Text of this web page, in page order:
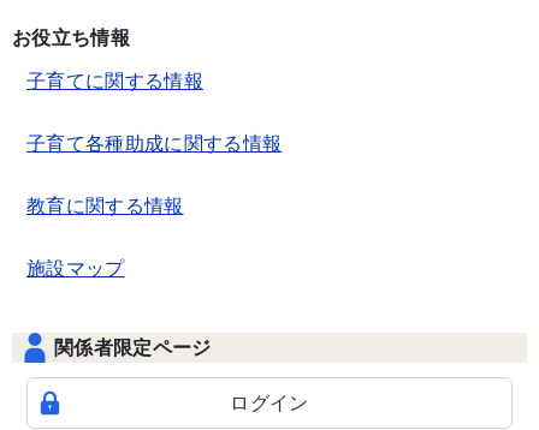
お役立ち情報
子育てに関する情報
子育て各種助成に関する情報
教育に関する情報
施設マップ
関係者限定ページ
ログイン